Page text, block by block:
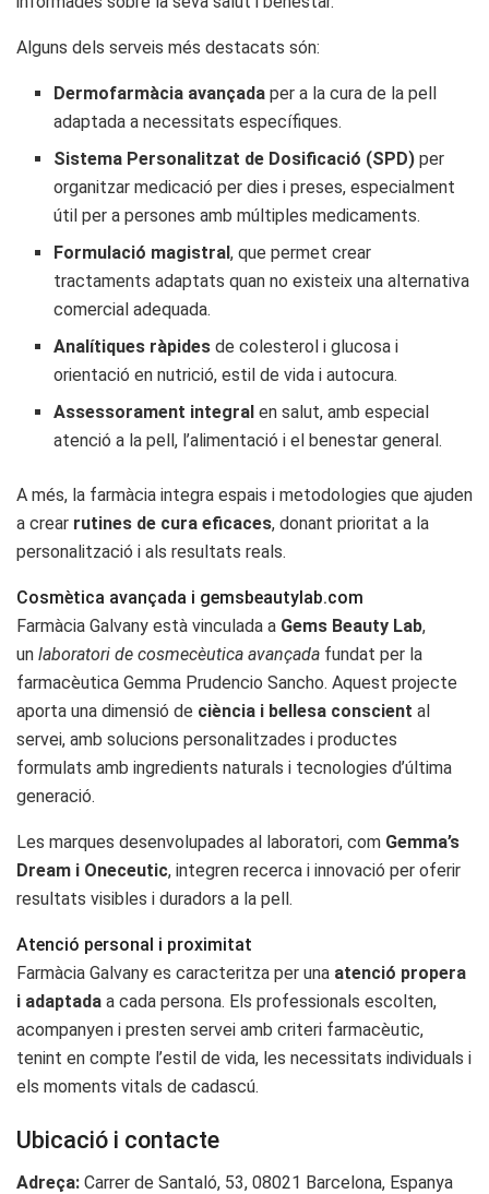
Alguns dels serveis més destacats són:
Dermofarmàcia avançada per a la cura de la pell
adaptada a necessitats específiques.
Sistema Personalitzat de Dosificació (SPD) per
organitzar medicació per dies i preses, especialment
útil per a persones amb múltiples medicaments.
Formulació magistral, que permet crear
tractaments adaptats quan no existeix una alternativa
comercial adequada.
Analítiques ràpides de colesterol i glucosa i
orientació en nutrició, estil de vida i autocura.
Assessorament integral en salut, amb especial
atenció a la pell, l’alimentació i el benestar general.
A més, la farmàcia integra espais i metodologies que ajuden
a crear rutines de cura eficaces, donant prioritat a la
personalització i als resultats reals.
Cosmètica avançada i gemsbeautylab.com
Farmàcia Galvany està vinculada a Gems Beauty Lab,
un laboratori de cosmecèutica avançada fundat per la
farmacèutica Gemma Prudencio Sancho. Aquest projecte
aporta una dimensió de ciència i bellesa conscient al
servei, amb solucions personalitzades i productes
formulats amb ingredients naturals i tecnologies d’última
generació.
Les marques desenvolupades al laboratori, com Gemma’s
Dream i Oneceutic, integren recerca i innovació per oferir
resultats visibles i duradors a la pell.
Atenció personal i proximitat
Farmàcia Galvany es caracteritza per una atenció propera
i adaptada a cada persona. Els professionals escolten,
acompanyen i presten servei amb criteri farmacèutic,
tenint en compte l’estil de vida, les necessitats individuals i
els moments vitals de cadascú.
Ubicació i contacte
Adreça: Carrer de Santaló, 53, 08021 Barcelona, Espanya